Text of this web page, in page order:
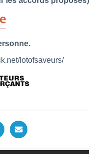
lotofsaveurs/